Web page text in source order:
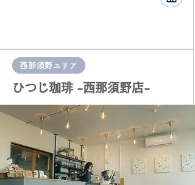
西那須野エリア
​ひつじ珈琲 -西那須野店-